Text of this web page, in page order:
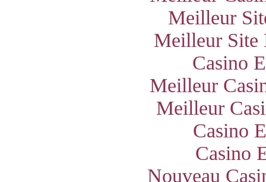
Meilleur
Meilleur Site
Casino
Meilleur
Meilleur
Casino
Casino
Nouveau